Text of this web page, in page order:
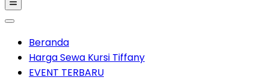
Beranda
Harga Sewa Kursi Tiffany
EVENT TERBARU